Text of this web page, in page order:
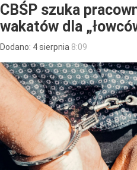
CBŚP szuka
wakatów dla
Dodano: 4sierpnia 8:09